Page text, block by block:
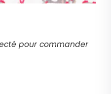
pour commander